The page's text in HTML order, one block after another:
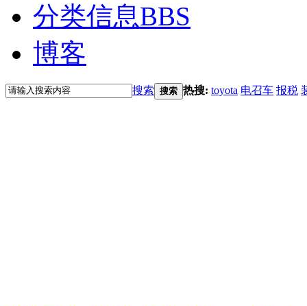
分类信息BBS
博客
搜索 搜索 热搜: toyota 电召车 报税